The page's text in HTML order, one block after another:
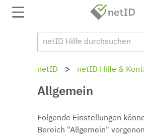
netID netID Hilfe &
Allgemein
Folgende Einstellungen
Bereich "Allgemein"